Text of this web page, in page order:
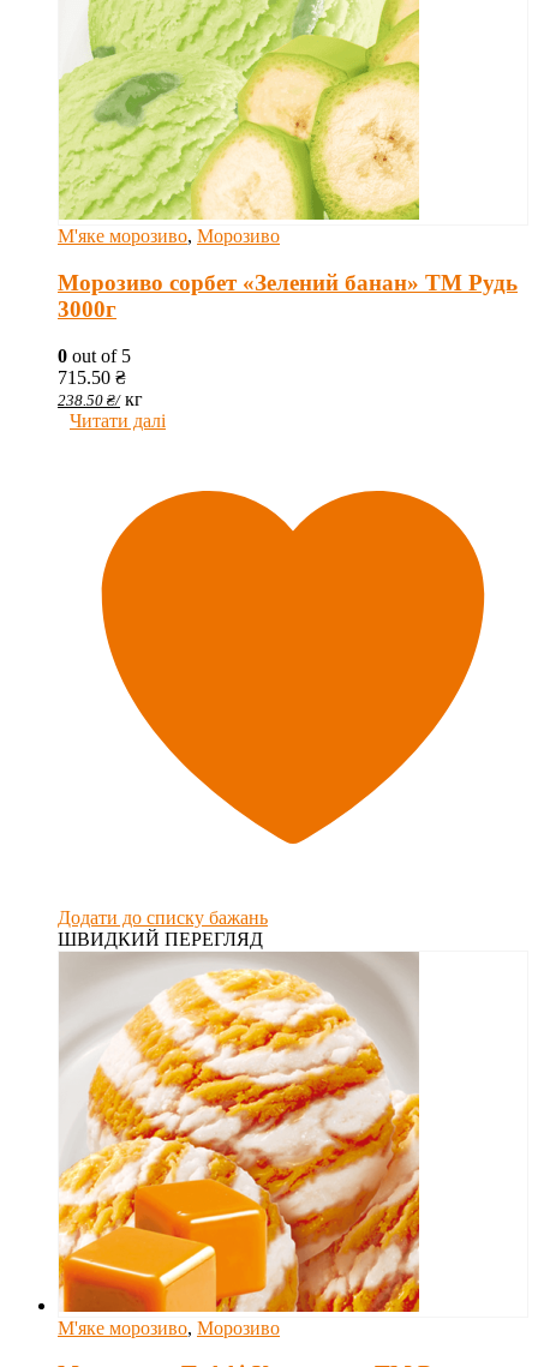
М'яке морозиво, Морозиво
Морозиво сорбет «Зелений банан» ТМ Рудь
3000г
0 out of 5
715.50 ₴
238.50 ₴/ кг
Читати далі
Додати до списку бажань
ШВИДКИЙ ПЕРЕГЛЯД
М'яке морозиво, Морозиво